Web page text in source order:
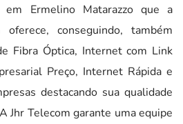
Ermelino Matarazzo que a
conseguindo, também
Fibra Óptica, Internet com Link
Preço, Internet Rápida e
destacando sua qualidade
Jhr Telecom garante uma equipe